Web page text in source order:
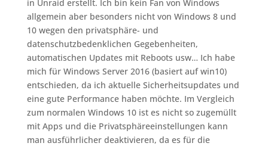
in Unraid erstellt. Ich bin kein Fan von Windows
allgemein aber besonders nicht von Windows 8 und
10 wegen den privatsphäre- und
datenschutzbedenklichen Gegebenheiten,
automatischen Updates mit Reboots usw… Ich habe
mich für Windows Server 2016 (basiert auf win10)
entschieden, da ich aktuelle Sicherheitsupdates und
eine gute Performance haben möchte. Im Vergleich
zum normalen Windows 10 ist es nicht so zugemüllt
mit Apps und die Privatsphäreeinstellungen kann
man ausführlicher deaktivieren, da es für die